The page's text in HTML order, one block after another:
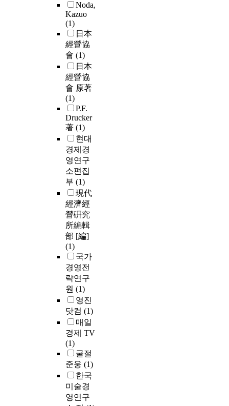
Noda,
Kazuo
(1)
日本
經營協
會 (1)
日本
經營協
會 原著
(1)
P.F.
Drucker
著 (1)
현대
경제경
영연구
소편집
부 (1)
現代
經濟經
營硏究
所編輯
部 [編]
(1)
국가
경영전
략연구
원 (1)
영진
닷컴 (1)
매일
경제 TV
(1)
굴절
준웅 (1)
한국
미술경
영연구